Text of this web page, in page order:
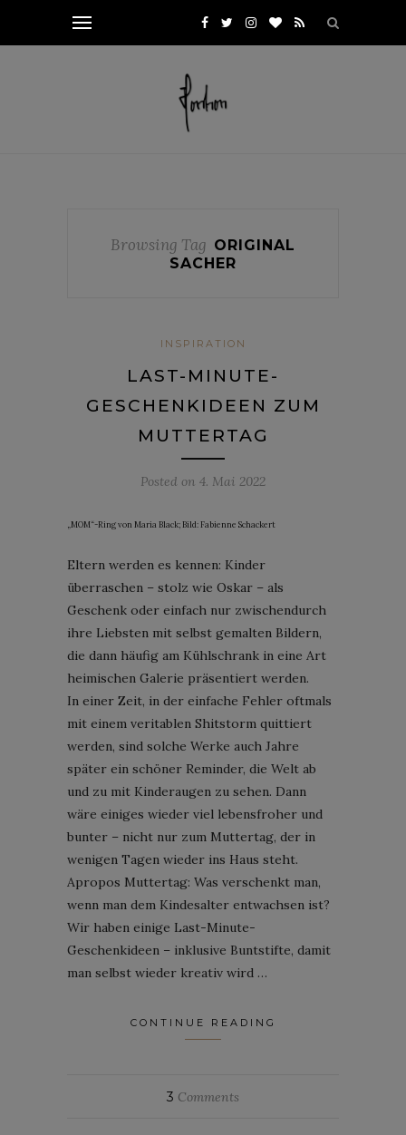
Browsing Tag ORIGINAL
SACHER
INSPIRATION
LAST-MINUTE-
GESCHENKIDEEN ZUM
MUTTERTAG
Posted on 4. Mai 2022
„MOM“-Ring von Maria Black; Bild: Fabienne Schackert
Eltern werden es kennen: Kinder
überraschen – stolz wie Oskar – als
Geschenk oder einfach nur zwischendurch
ihre Liebsten mit selbst gemalten Bildern,
die dann häufig am Kühlschrank in eine Art
heimischen Galerie präsentiert werden.
In einer Zeit, in der einfache Fehler oftmals
mit einem veritablen Shitstorm quittiert
werden, sind solche Werke auch Jahre
später ein schöner Reminder, die Welt ab
und zu mit Kinderaugen zu sehen. Dann
wäre einiges wieder viel lebensfroher und
bunter – nicht nur zum Muttertag, der in
wenigen Tagen wieder ins Haus steht.
Apropos Muttertag: Was verschenkt man,
wenn man dem Kindesalter entwachsen ist?
Wir haben einige Last-Minute-
Geschenkideen – inklusive Buntstifte, damit
man selbst wieder kreativ wird …
CONTINUE READING
3 Comments